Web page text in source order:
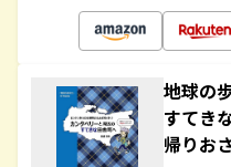
地球の
すてき
帰りお